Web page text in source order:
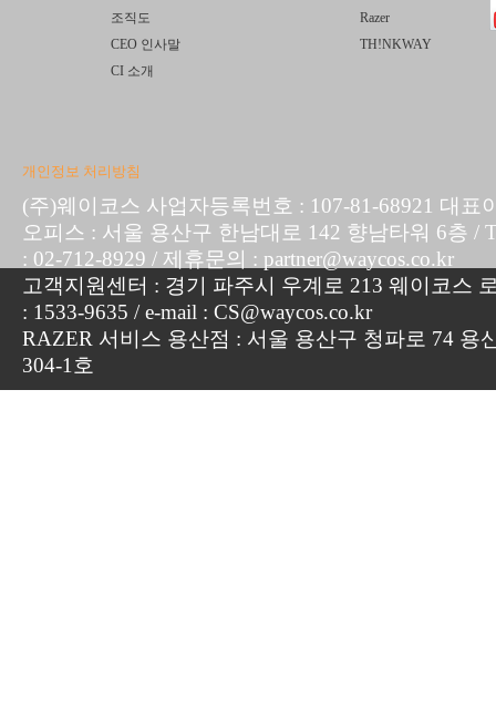
조직도
CEO 인사말
CI 소개
Razer
TH!NKWAY
개인정보 처리방침
(주)웨이코스 사업자등록번호 : 107-81-68921 대표
오피스 : 서울 용산구 한남대로 142 향남타워 6층 /
: 02-712-8929 / 제휴문의 : partner@waycos.co.kr
고객지원센터 : 경기 파주시 우계로 213 웨이코스
: 1533-9635 / e-mail : CS@waycos.co.kr
RAZER 서비스 용산점 : 서울 용산구 청파로 74 용
304-1호